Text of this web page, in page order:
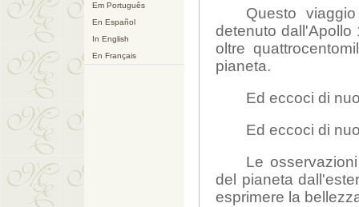
Em Português
En Español
In English
En Français
Questo
detenuto dall'Apollo
oltre
pianeta.
Ed eccoci di
Ed eccoci di
Le
del pianeta
esprimere la